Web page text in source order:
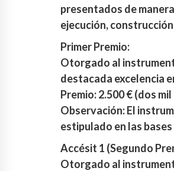
presentados de
ejecución,
Primer Premio:
Otorgado al
destacada excelencia
Premio: 2.500 € (dos
Observación: El
estipulado en las
Accésit 1 (Segundo
Otorgado al